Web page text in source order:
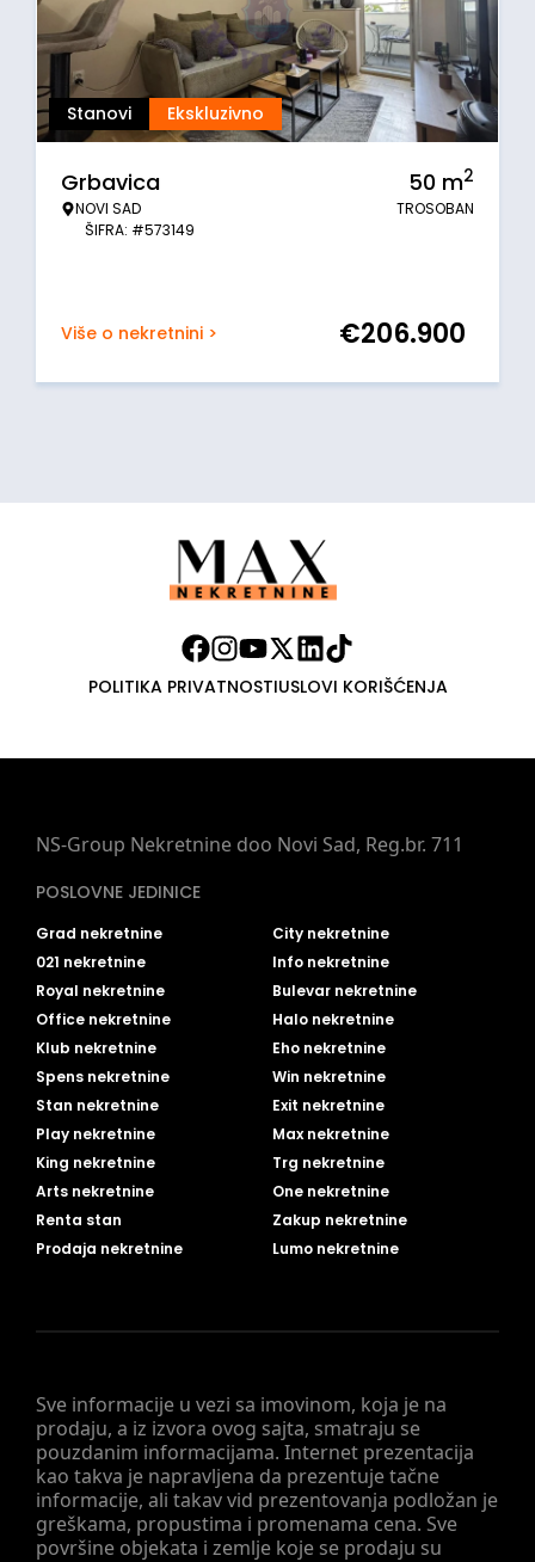
Stanovi Ekskluzivno
Grbavica
NOVI SAD
ŠIFRA: #573149
50 m2
TROSOBAN
Više o nekretnini > €206.900
POLITIKA PRIVATNOSTIUSLOVI KORIŠĆENJA
Sve informacije u vezi sa imovinom, koja je na
prodaju, a iz izvora ovog sajta, smatraju se
pouzdanim informacijama. Internet prezentacija
kao takva je napravljena da prezentuje tačne
informacije, ali takav vid prezentovanja podložan je
greškama, propustima i promenama cena. Sve
površine objekata i zemlje koje se prodaju su
NS-Group Nekretnine doo Novi Sad, Reg.br. 711
POSLOVNE JEDINICE
Grad nekretnine
City nekretnine
021 nekretnine
Info nekretnine
Royal nekretnine
Bulevar nekretnine
Office nekretnine
Halo nekretnine
Klub nekretnine
Eho nekretnine
Spens nekretnine
Win nekretnine
Stan nekretnine
Exit nekretnine
Play nekretnine
Max nekretnine
King nekretnine
Trg nekretnine
Arts nekretnine
One nekretnine
Renta stan
Zakup nekretnine
Prodaja nekretnine
Lumo nekretnine